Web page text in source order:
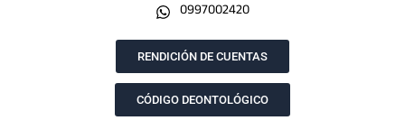
o
g
r
a
m
t
t
e
r
e
0997002420
RENDICIÓN DE CUENTAS
CÓDIGO DEONTOLÓGICO